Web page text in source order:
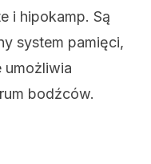
i hipokamp. Są
system pamięci,
umożliwia
bodźców.